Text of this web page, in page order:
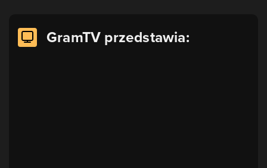
GramTV przedstawia: